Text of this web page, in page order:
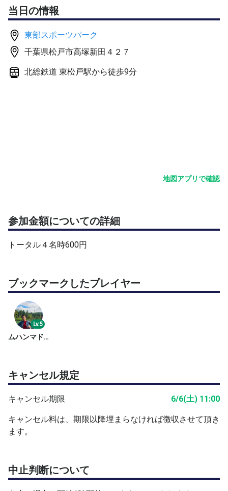
ク」下車徒歩3分
JR武蔵野線・北総線東松戸駅下車徒歩12分
北総線秋山駅下車徒歩10分
■天候
厳しい状況であれば開始１時間程前に当該ネット上で中止
の通知 を致します。
天気が微妙な場合は、主催者の携帯へご連絡お願い いた
当日の情報
東部スポーツパーク
千葉県松戸市高塚新田４２７
北総鉄道 東松戸駅から徒歩9分
地図アプリで確認
参加金額についての詳細
トータル４名時600円
ブックマークしたプレイヤー
Lv.5
ムハンマドサフィウルフマム
キャンセル規定
キャンセル期限 6/6(土) 11:00
キャンセル料は、期限以降埋まらなければ徴収させて頂き
ます。
中止判断について